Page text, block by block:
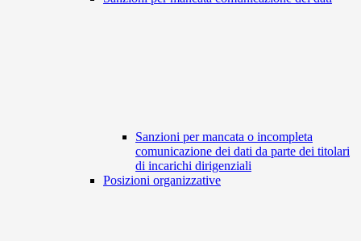
Sanzioni per mancata o incompleta
comunicazione dei dati da parte dei titolari
di incarichi dirigenziali
Posizioni organizzative